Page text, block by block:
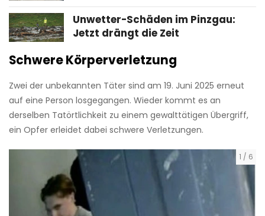
Unwetter-Schäden im Pinzgau:
Jetzt drängt die Zeit
Schwere Körperverletzung
Zwei der unbekannten Täter sind am 19. Juni 2025 erneut
auf eine Person losgegangen. Wieder kommt es an
derselben Tatörtlichkeit zu einem gewalttätigen Übergriff,
ein Opfer erleidet dabei schwere Verletzungen.
1 / 6